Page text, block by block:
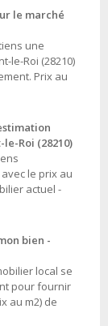
le marché
une
le-Roi (28210)
Prix au
Roi (28210)
le prix au
actuel -
bien -
local se
pour fournir
au m2) de